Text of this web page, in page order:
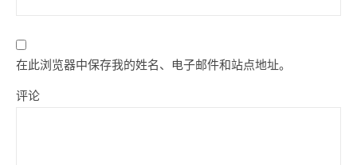
在此浏览器中保存我的姓名、电子邮件和站点地址。
评论